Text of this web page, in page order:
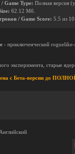
Game Type: Полная версия
62.12 Мб.
/ Game Score: 5.5 из 10
- приключенческий roguelike-
эксперимента, старые
с Бета-версии до
Английский